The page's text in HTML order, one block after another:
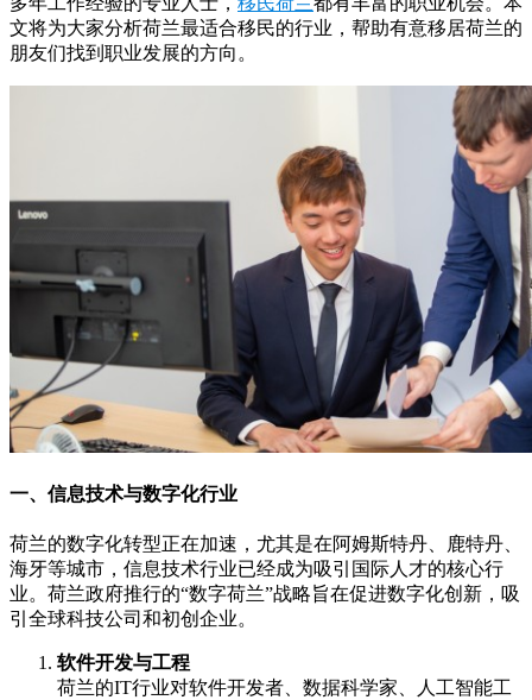
文将为大家分析荷兰最适合移民的行业，帮助有意移居荷兰的
朋友们找到职业发展的方向。
一、信息技术与数字化行业
荷兰的数字化转型正在加速，尤其是在阿姆斯特丹、鹿特丹、
海牙等城市，信息技术行业已经成为吸引国际人才的核心行
业。荷兰政府推行的“数字荷兰”战略旨在促进数字化创新，吸
引全球科技公司和初创企业。
软件开发与工程
荷兰的IT行业对软件开发者、数据科学家、人工智能工